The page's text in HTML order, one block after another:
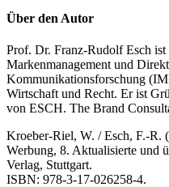
Über den Autor
Prof. Dr. Franz-Rudolf Esch
Markenmanagement und
Kommunikationsforschung
Wirtschaft und Recht. Er ist
von ESCH. The Brand
Kroeber-Riel, W. / Esch, F.-R.
Werbung, 8. Aktualisierte und
Verlag, Stuttgart.
ISBN: 978-3-17-026258-4.